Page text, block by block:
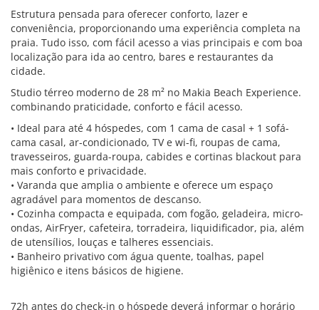
Estrutura pensada para oferecer conforto, lazer e
conveniência, proporcionando uma experiência completa na
praia. Tudo isso, com fácil acesso a vias principais e com boa
localização para ida ao centro, bares e restaurantes da
cidade.
Studio térreo moderno de 28 m² no Makia Beach Experience.
combinando praticidade, conforto e fácil acesso.
• Ideal para até 4 hóspedes, com 1 cama de casal + 1 sofá-
cama casal, ar-condicionado, TV e wi-fi, roupas de cama,
travesseiros, guarda-roupa, cabides e cortinas blackout para
mais conforto e privacidade.
• Varanda que amplia o ambiente e oferece um espaço
agradável para momentos de descanso.
• Cozinha compacta e equipada, com fogão, geladeira, micro-
ondas, AirFryer, cafeteira, torradeira, liquidificador, pia, além
de utensílios, louças e talheres essenciais.
• Banheiro privativo com água quente, toalhas, papel
higiênico e itens básicos de higiene.
72h antes do check-in o hóspede deverá informar o horário